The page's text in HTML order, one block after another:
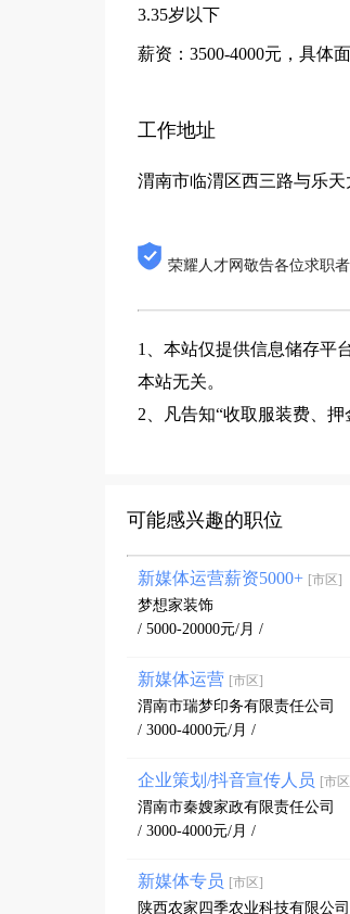
3.35岁以下
薪资：3500-4000元，具体
工作地址
渭南市临渭区西三路与乐
荣耀人才网敬告各位求职
1、本站仅提供信息储存平
本站无关。
2、凡告知“收取服装费、
可能感兴趣的职位
新媒体运营薪资5000+ [市区]
梦想家装饰
/ 5000-20000元/月 /
新媒体运营 [市区]
渭南市瑞梦印务有限责任公司
/ 3000-4000元/月 /
企业策划/抖音宣传人员 [市
渭南市秦嫂家政有限责任公司
/ 3000-4000元/月 /
新媒体专员 [市区]
陕西农家四季农业科技有限公司